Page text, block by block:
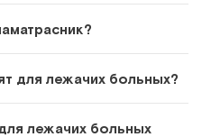
поступлении
для лежачих больных?
лежачих больных